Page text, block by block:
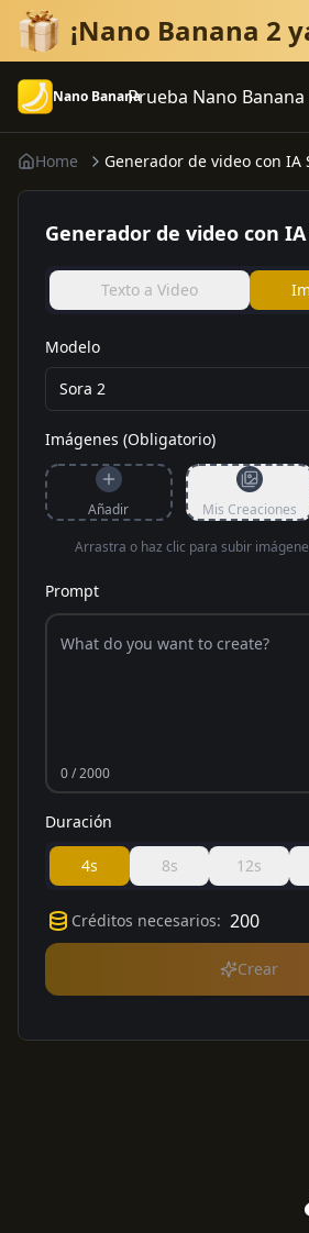
¡Nano Banana 2
Nano BananaPrueba Nano Banana
Home Generador de video con IA
Generador de video con IA
Texto a Video
Modelo
Sora 2
Imágenes (Obligatorio)
Añadir
Mis Creaciones
Arrastra o haz clic para subir
Prompt
0/ 2000
Duración
4s 8s 12s
Créditos necesarios: 200
Crear